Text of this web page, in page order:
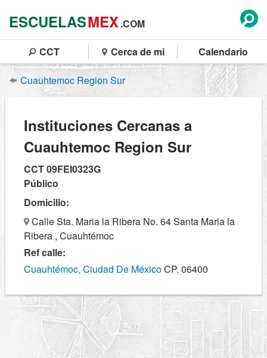
ESCUELASMEX.COM
CCT Cerca de mi Calendario
Cuauhtemoc Region Sur
Instituciones Cercanas a
Cuauhtemoc Region Sur
CCT 09FEI0323G
Público
Domicilio:
Calle Sta. Maria la Ribera No. 64 Santa Maria la
Ribera , Cuauhtémoc
Ref calle:
Cuauhtémoc, Ciudad De MéxicoCP. 06400